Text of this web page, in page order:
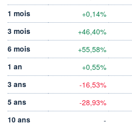
1 mois
+0,14%
3 mois
+46,40%
6 mois
+55,58%
1 an
+0,55%
3 ans
-16,53%
5 ans
-28,93%
10 ans
-